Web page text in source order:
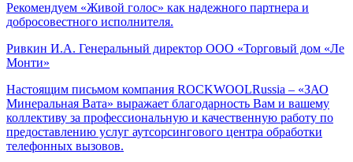
Рекомендуем «Живой голос» как надежного партнера и
добросовестного исполнителя.
Ривкин И.А. Генеральный директор ООО «Торговый дом «Ле
Монти»
Настоящим письмом компания ROCKWOOLRussia – «ЗАО
Минеральная Вата» выражает благодарность Вам и вашему
коллективу за профессиональную и качественную работу по
предоставлению услуг аутсорсингового центра обработки
телефонных вызовов.